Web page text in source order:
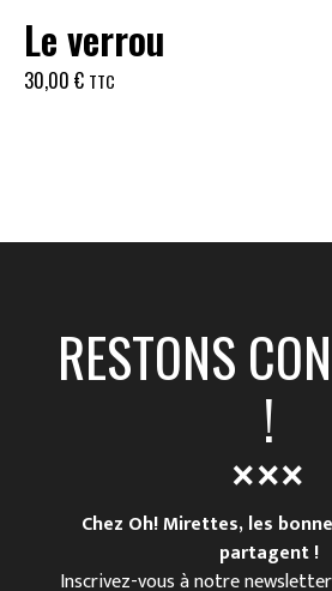
Le verrou
30,00 € TTC
RESTONS
!
Chez Oh! Mirettes, les
partagent !
Inscrivez-vous à notre